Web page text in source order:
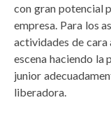
con gran potencial
empresa. Para los
actividades de cara
escena haciendo la
junior
liberadora.